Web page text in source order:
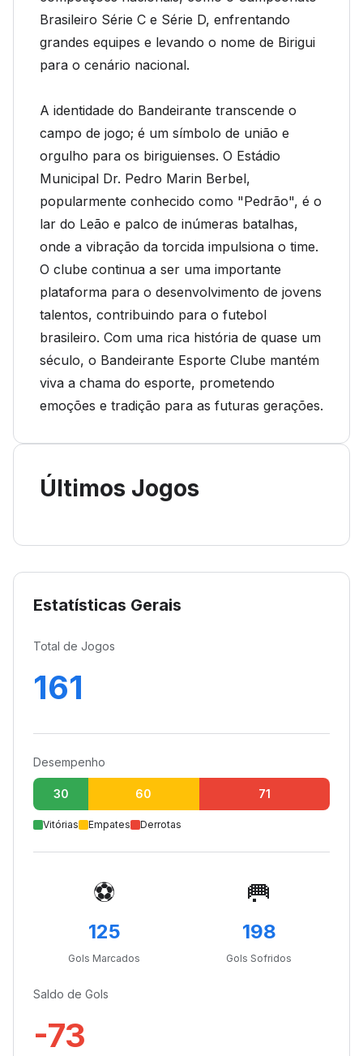
Brasileiro Série C e Série D, enfrentando
grandes equipes e levando o nome de Birigui
para o cenário nacional.
A identidade do Bandeirante transcende o
campo de jogo; é um símbolo de união e
orgulho para os biriguienses. O Estádio
Municipal Dr. Pedro Marin Berbel,
popularmente conhecido como "Pedrão", é o
lar do Leão e palco de inúmeras batalhas,
onde a vibração da torcida impulsiona o time.
O clube continua a ser uma importante
plataforma para o desenvolvimento de jovens
talentos, contribuindo para o futebol
brasileiro. Com uma rica história de quase um
século, o Bandeirante Esporte Clube mantém
viva a chama do esporte, prometendo
emoções e tradição para as futuras gerações.
Últimos Jogos
Estatísticas Gerais
Total de Jogos
161
Desempenho
30 60 71
Vitórias Empates Derrotas
⚽
125
Gols Marcados
🥅
198
Gols Sofridos
Saldo de Gols
-73